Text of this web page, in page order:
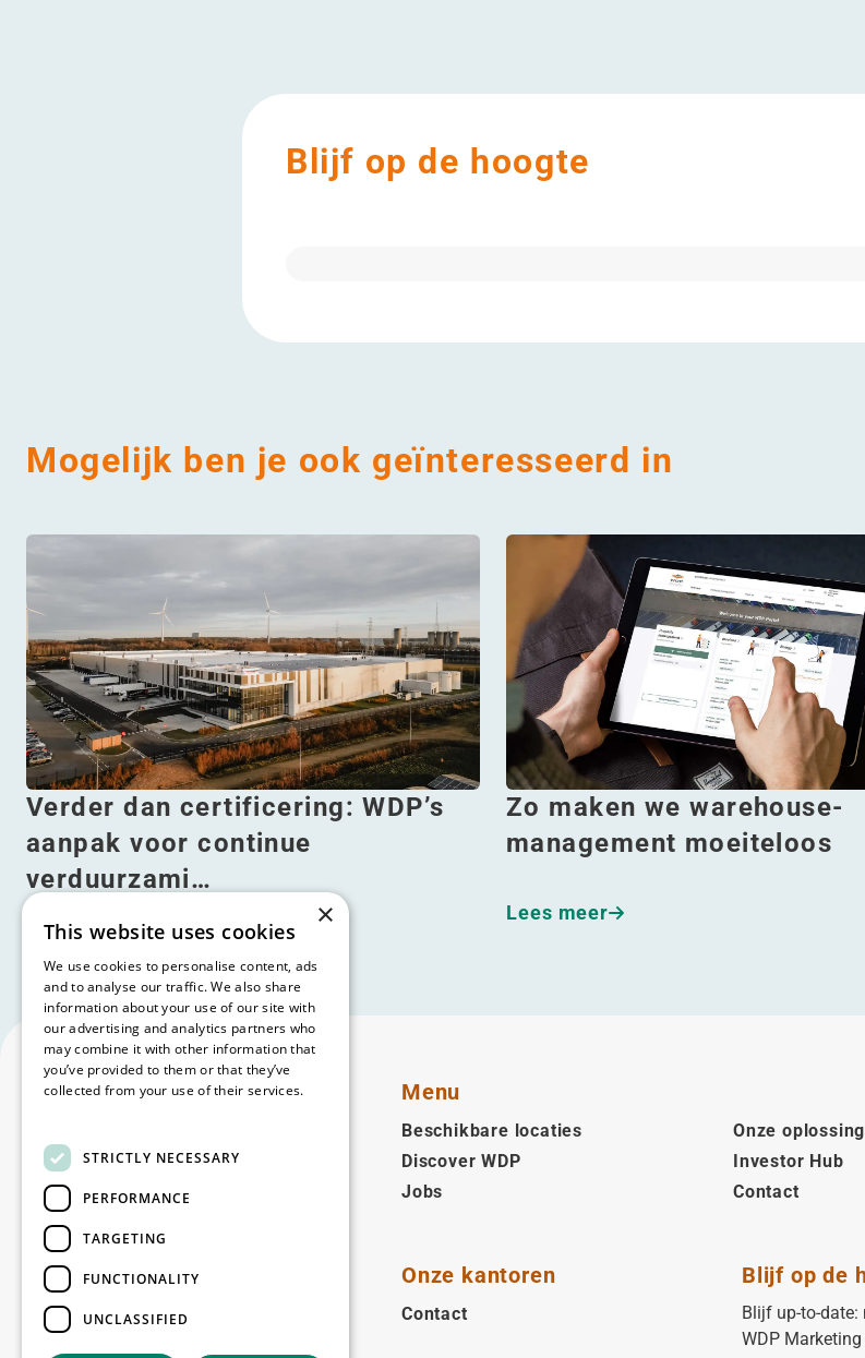
Blijf op de hoogte
Mogelijk ben je ook geïnteresseerd in
Verder dan certificering: WDP’s
aanpak voor continue
verduurzami…
Zo maken we warehouse-
management moeiteloos
Lees meer
Nederlands (NL)
Volg ons
Facebook
Copyright © 2026
Menu
Beschikbare locaties
Onze
Discover WDP
Investor Hub
Jobs
Contact
Onze kantoren
Contact
Blijf op de
Blijf up-to-date:
WDP
×
This website uses cookies
We use cookies to personalise content, ads
and to analyse our traffic. We also share
information about your use of our site with
our advertising and analytics partners who
may combine it with other information that
you’ve provided to them or that they’ve
collected from your use of their services.
STRICTLY NECESSARY
PERFORMANCE
TARGETING
FUNCTIONALITY
UNCLASSIFIED